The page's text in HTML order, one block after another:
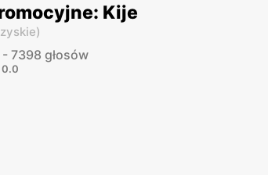
Kije
)
7398 głosów
0.0